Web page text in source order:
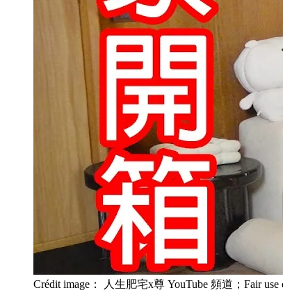
Crédit image： 人生肥宅x尊 YouTube 頻道；Fair use